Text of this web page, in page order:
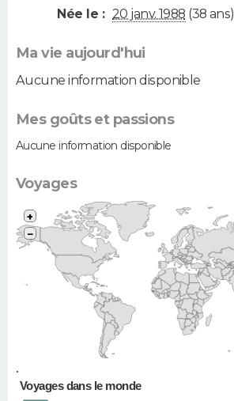
Née le : 20 janv. 1988 (38 ans)
Ma vie aujourd'hui
Aucune information disponible
Mes goûts et passions
Aucune information disponible
Voyages
•
+
−
Voyages dans le monde